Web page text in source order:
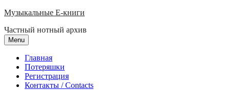
Skip
content
Музыкальные E-книги
Частный нотный архив
Menu
Главная
Потеряшки
Регистрация
Контакты / Contacts